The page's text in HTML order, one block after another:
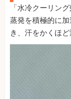
「水冷クーリン
蒸発を積極的に
き、汗をかくほど